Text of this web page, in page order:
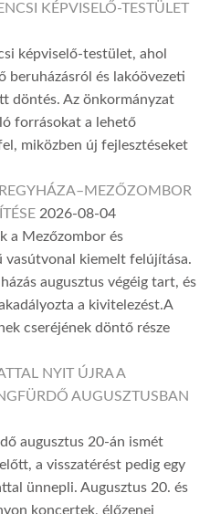
KÉPVISELŐ-TESTÜLET
képviselő-testület, ahol
beruházásról és lakóövezeti
döntés. Az önkormányzat
forrásokat a lehető
miközben új fejlesztéseket
2026-08-04
a Mezőzombor és
vasútvonal kiemelt felújítása.
augusztus végéig tart, és
a kivitelezést.A
cseréjének döntő része
NYIT ÚJRA A
AUGUSZTUSBAN
augusztus 20-án ismét
a visszatérést pedig egy
ünnepli. Augusztus 20. és
koncertek, élőzenei